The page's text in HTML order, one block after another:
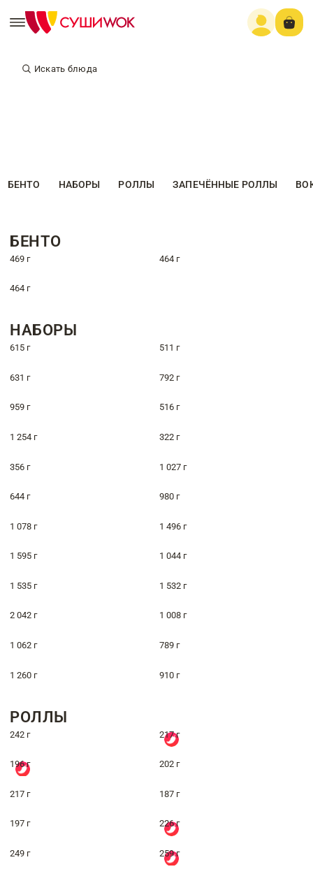
Искать блюда
БЕНТО НАБОРЫ РОЛЛЫ ЗАПЕЧЁННЫЕ РОЛЛЫ
БЕНТО
469 г 464 г
464 г
НАБОРЫ
615 г 511 г
631 г 792 г
959 г 516 г
1 254 г 322 г
356 г 1 027 г
644 г 980 г
1 078 г 1 496 г
1 595 г 1 044 г
1 535 г 1 532 г
2 042 г 1 008 г
1 062 г 789 г
1 260 г 910 г
РОЛЛЫ
242 г 217 г
196 г 202 г
217 г 187 г
197 г 226 г
249 г 259 г